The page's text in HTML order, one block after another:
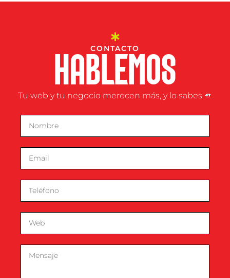
CONTACTO
HABLEMOS
Tu web y tu negocio merecen más, y lo sabes 🫵